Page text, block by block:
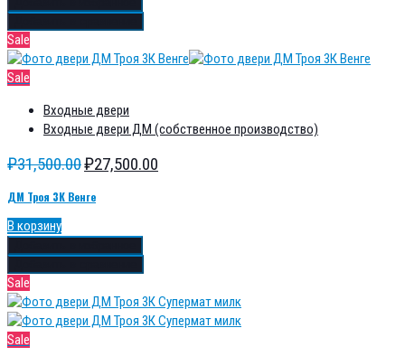
Sale
Sale
Входные двери
Входные двери ДМ (собственное производство)
₽31,500.00₽27,500.00
ДМ Троя 3К Венге
В корзину
Sale
Sale